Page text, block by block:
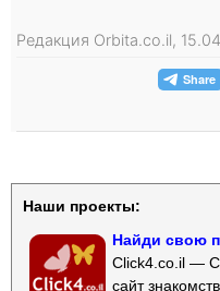
Редакция Orbita.co.il,
Наши проекты:
Найди свою
Click4.co.il —
сайт